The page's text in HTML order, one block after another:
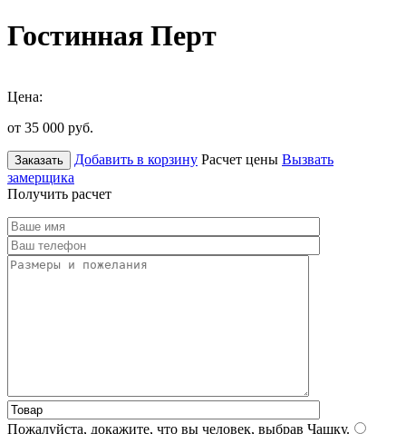
Гостинная Перт
Цена:
от 35 000 руб.
Заказать Добавить в корзину Расчет цены Вызвать
замерщика
Получить расчет
Пожалуйста, докажите, что вы человек, выбрав Чашку.